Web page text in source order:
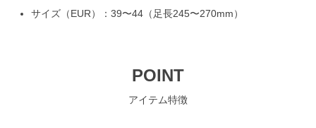
サイズ（EUR）：39〜44（足長245〜270mm）
POINT
アイテム特徴